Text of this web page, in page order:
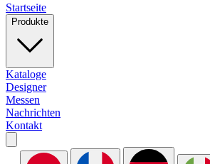
Startseite
Produkte
Kataloge
Designer
Messen
Nachrichten
Kontakt